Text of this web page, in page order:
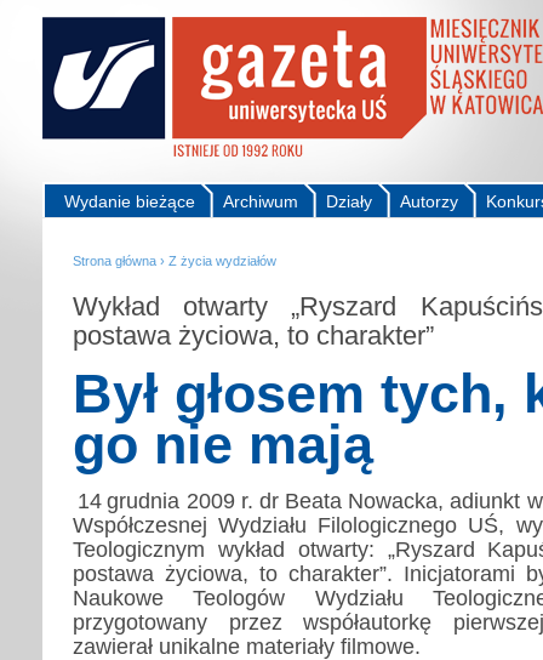
Autorzy
Działy
Archiwum
Wydanie bieżące
Strona główna › Z życia wydziałów
Wykład otwarty „Ryszard
postawa życiowa, to charakter”
Był głosem tych,
go nie mają
14 grudnia 2009 r. dr Beata Nowacka, adiunkt
Współczesnej Wydziału Filologicznego UŚ,
Teologicznym wykład otwarty: „Ryszard
postawa życiowa, to charakter”. Inicjatorami
Naukowe Teologów Wydziału
przygotowany przez współautorkę
zawierał unikalne materiały filmowe.